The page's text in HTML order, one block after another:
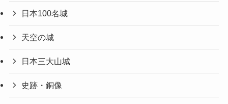
日本100名城
天空の城
日本三大山城
史跡・銅像